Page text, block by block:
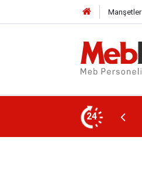
Manşetler
24
İçin Başvurular Bugün Başlıyor